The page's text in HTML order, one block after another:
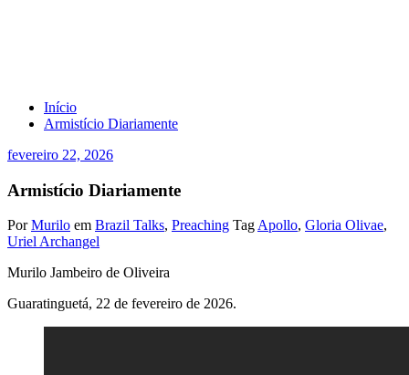
Início
Armistício Diariamente
fevereiro 22, 2026
Armistício Diariamente
PorMurilo em Brazil Talks, Preaching Tag Apollo, Gloria Olivae,
Uriel Archangel
Murilo Jambeiro de Oliveira
Guaratinguetá, 22 de fevereiro de 2026.